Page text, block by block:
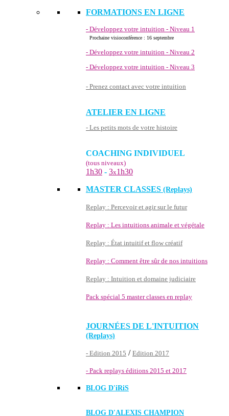
FORMATIONS EN LIGNE
- Développez votre intuition - Niveau 1
Prochaine visioconférence : 16 septembre
- Développez votre intuition - Niveau 2
- Développez votre intuition - Niveau 3
- Prenez contact avec votre intuition
ATELIER EN LIGNE
- Les petits mots de votre histoire
COACHING INDIVIDUEL
(tous niveaux)
1h30 - 3x1h30
MASTER CLASSES (Replays)
Replay : Percevoir et agir sur le futur
Replay : Les intuitions animale et végétale
Replay : État intuitif et flow créatif
Replay : Comment être sûr de nos intuitions
Replay : Intuition et domaine judiciaire
Pack spécial 5 master classes en replay
JOURNÉES DE L'INTUITION
(Replays)
- Edition 2015 / Edition 2017
- Pack replays éditions 2015 et 2017
BLOG D'iRiS
BLOG D'ALEXIS CHAMPION